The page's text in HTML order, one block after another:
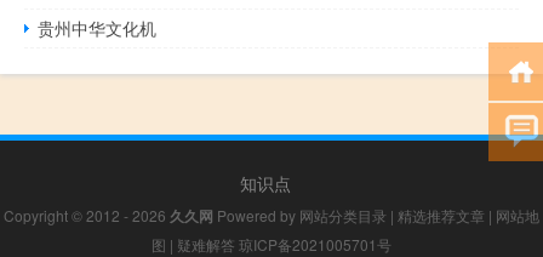
贵州中华文化机
知识点
Copyright © 2012 - 2026 久久网 Powered by 网站分类目录 | 精选推荐文章 | 网站地
图 | 疑难解答 琼ICP备2021005701号